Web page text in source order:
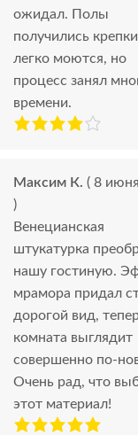
ожидал. Полы
получились
легко моются, но
процесс занял
времени.
Максим К. ( 8
)
Венецианская
штукатурка
нашу гостиную.
мрамора придал
дорогой вид,
комната выглядит
совершенно по-
Очень рад, что
этот материал!